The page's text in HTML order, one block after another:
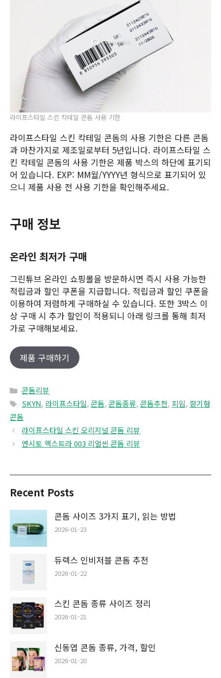
라이프스타일 스킨 칵테일 콘돔 사용 기한
라이프스타일 스킨 칵테일 콘돔의 사용 기한은 다른 콘돔
과 마찬가지로 제조일로부터 5년입니다. 라이프스타일 스
킨 칵테일 콘돔의 사용 기한은 제품 박스의 하단에 표기되
어 있습니다. EXP: MM월/YYYY년 형식으로 표기되어 있
으니 제품 사용 전 사용 기한을 확인해주세요.
구매 정보
온라인 최저가 구매
그린튜브 온라인 쇼핑몰을 방문하시면 즉시 사용 가능한
적립금과 할인 쿠폰을 지급합니다. 적립금과 할인 쿠폰을
이용하여 저렴하게 구매하실 수 있습니다. 또한 3박스 이
상 구매 시 추가 할인이 적용되니 아래 링크를 통해 최저
가로 구매해보세요.
제품 구매하기
Categories
콘돔리뷰
Tags
SKYN, 라이프스타일,콘돔,콘돔종류,콘돔추천, 피임, 향기형
콘돔
라이프스타일 스킨 오리지널 콘돔 리뷰
엔시토 엑스트라 003 리얼씬 콘돔 리뷰
Recent Posts
콘돔 사이즈 3가지 표기, 읽는 방법
2026-01-23
듀렉스 인비저블 콘돔 추천
2026-01-22
스킨 콘돔 종류 사이즈 정리
2026-01-21
신동엽 콘돔 종류, 가격, 할인
2026-01-20